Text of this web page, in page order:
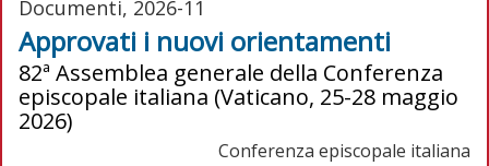
Documenti, 2026-11
Approvati i nuovi orientamenti
82ª Assemblea generale della Conferenza
episcopale italiana (Vaticano, 25-28 maggio
2026)
Conferenza episcopale italiana